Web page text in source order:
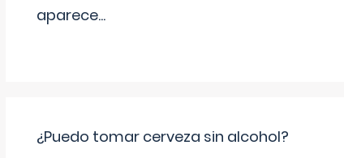
aparece...
¿Puedo tomar cerveza sin alcohol?